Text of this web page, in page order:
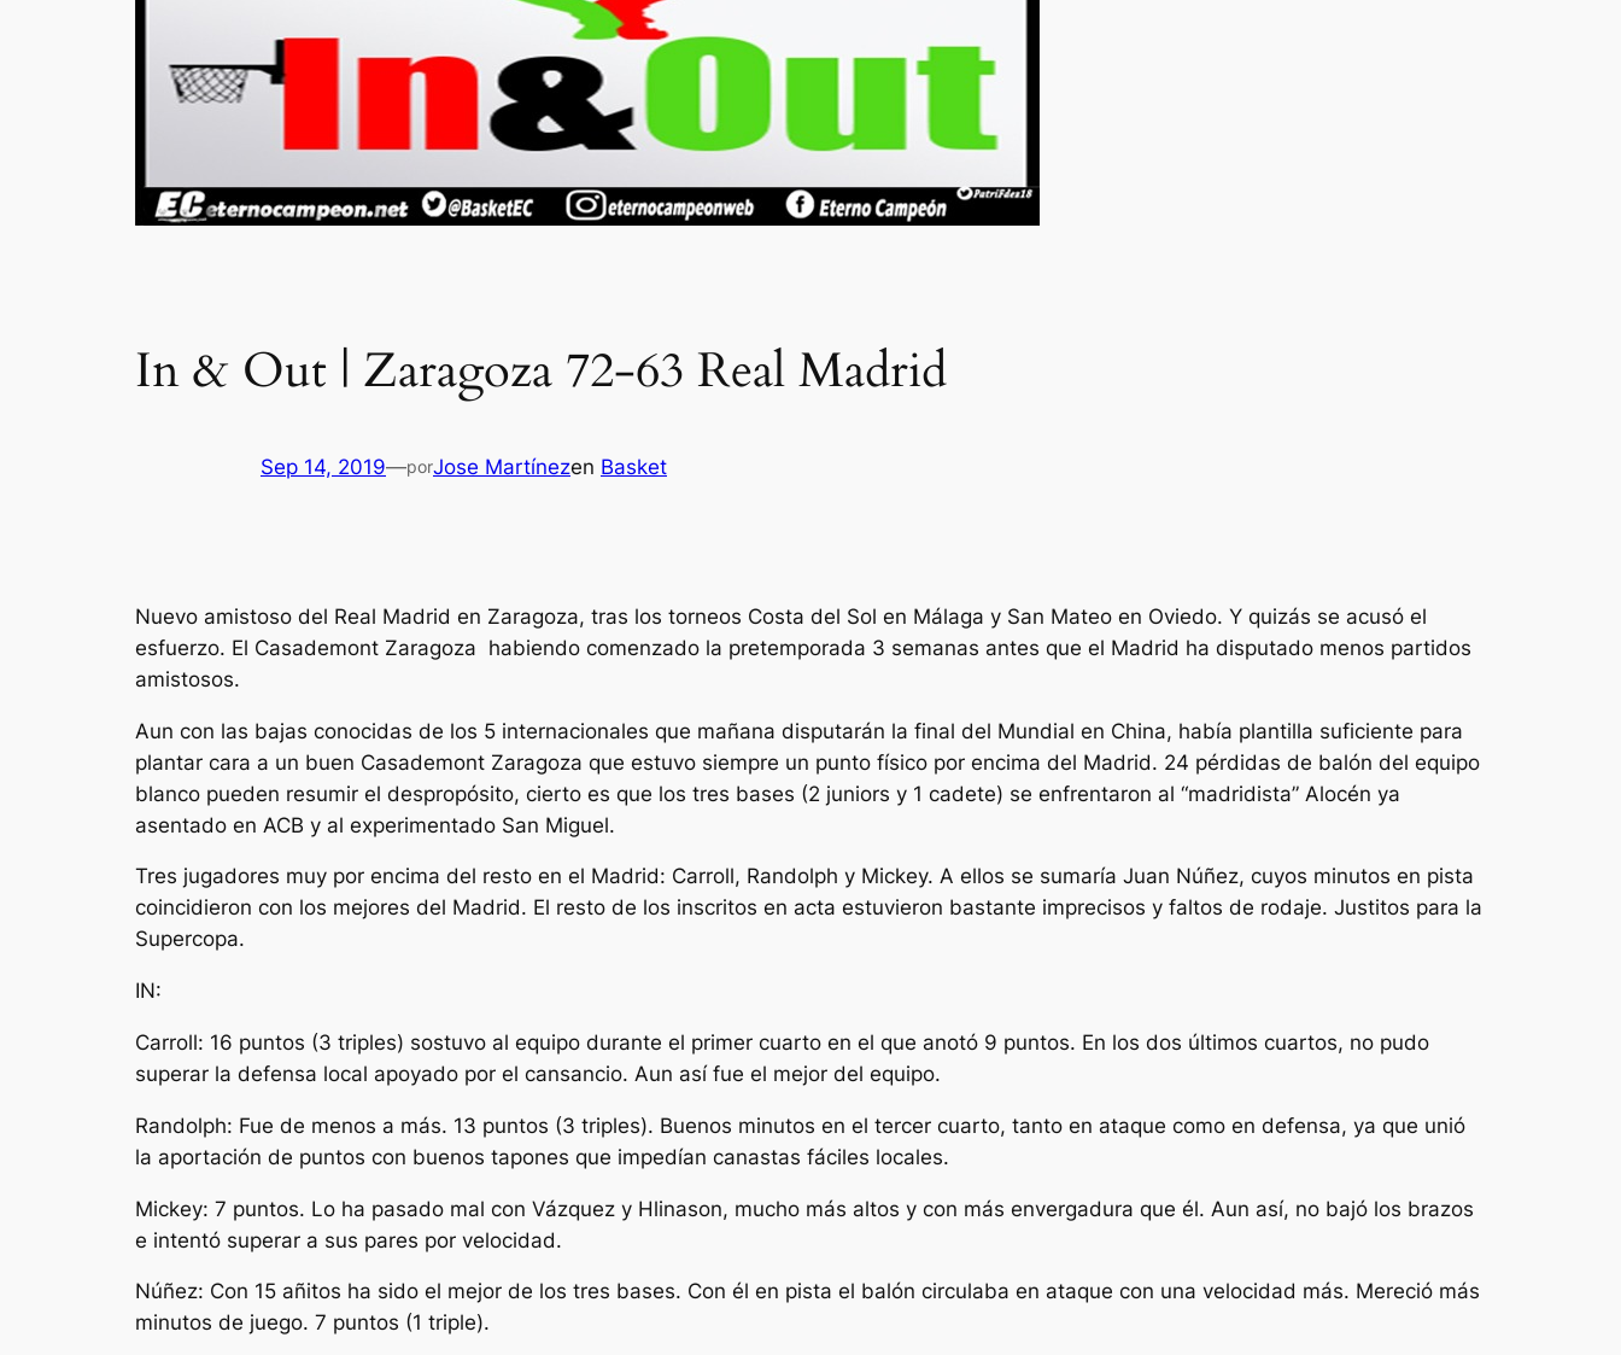
In & Out | Zaragoza 72-63 Real Madrid
Sep 14, 2019—porJose Martínezen Basket
Nuevo amistoso del Real Madrid en Zaragoza, tras los torneos Costa del Sol en Málaga y San Mateo en Oviedo. Y quizás se acusó el
esfuerzo. El Casademont Zaragoza habiendo comenzado la pretemporada 3 semanas antes que el Madrid ha disputado menos partidos
amistosos.
Aun con las bajas conocidas de los 5 internacionales que mañana disputarán la final del Mundial en China, había plantilla suficiente para
plantar cara a un buen Casademont Zaragoza que estuvo siempre un punto físico por encima del Madrid. 24 pérdidas de balón del equipo
blanco pueden resumir el despropósito, cierto es que los tres bases (2 juniors y 1 cadete) se enfrentaron al “madridista” Alocén ya
asentado en ACB y al experimentado San Miguel.
Tres jugadores muy por encima del resto en el Madrid: Carroll, Randolph y Mickey. A ellos se sumaría Juan Núñez, cuyos minutos en pista
coincidieron con los mejores del Madrid. El resto de los inscritos en acta estuvieron bastante imprecisos y faltos de rodaje. Justitos para la
Supercopa.
IN:
Carroll: 16 puntos (3 triples) sostuvo al equipo durante el primer cuarto en el que anotó 9 puntos. En los dos últimos cuartos, no pudo
superar la defensa local apoyado por el cansancio. Aun así fue el mejor del equipo.
Randolph: Fue de menos a más. 13 puntos (3 triples). Buenos minutos en el tercer cuarto, tanto en ataque como en defensa, ya que unió
la aportación de puntos con buenos tapones que impedían canastas fáciles locales.
Mickey: 7 puntos. Lo ha pasado mal con Vázquez y Hlinason, mucho más altos y con más envergadura que él. Aun así, no bajó los brazos
e intentó superar a sus pares por velocidad.
Núñez: Con 15 añitos ha sido el mejor de los tres bases. Con él en pista el balón circulaba en ataque con una velocidad más. Mereció más
minutos de juego. 7 puntos (1 triple).